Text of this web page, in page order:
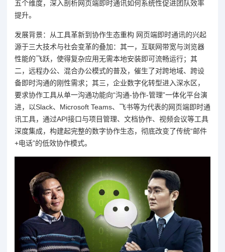
五个维度，深入剖析网页端即时通讯如何系统性促进团队效率
提升。
发展背景：从工具革新到协作生态重构 网页端即时通讯的兴起
源于三大技术与社会变革的叠加：其一，互联网带宽与浏览器
性能的飞跃，使得复杂应用无需本地安装即可流畅运行；其
二，远程办公、混合办公模式的普及，催生了对跨地域、跨设
备即时沟通的刚性需求；其三，企业数字化转型进入深水区，
要求协作工具从单一沟通功能向“沟通-协作-管理”一体化平台演
进，以Slack、Microsoft Teams、飞书等为代表的网页端即时通
讯工具，通过API接口与项目管理、文档协作、视频会议等工具
深度集成，构建起完整的数字协作生态，彻底改变了传统“邮件
+电话”的低效协作模式。